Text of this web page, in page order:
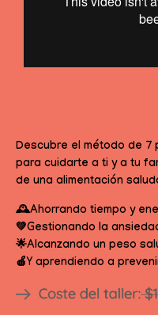
Descubre el método de 7
para cuidarte a ti y a tu
de una alimentación
🕰️Ahorrando tiempo y
💚Gestionando la
🌟Alcanzando un peso
🍎Y aprendiendo a